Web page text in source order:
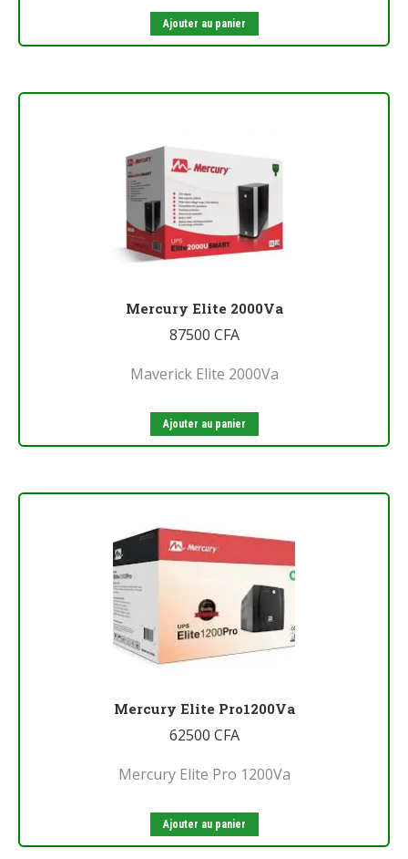
Ajouter au panier
Mercury Elite 2000Va
87500 CFA
Maverick Elite 2000Va
Ajouter au panier
Mercury Elite Pro1200Va
62500 CFA
Mercury Elite Pro 1200Va
Ajouter au panier